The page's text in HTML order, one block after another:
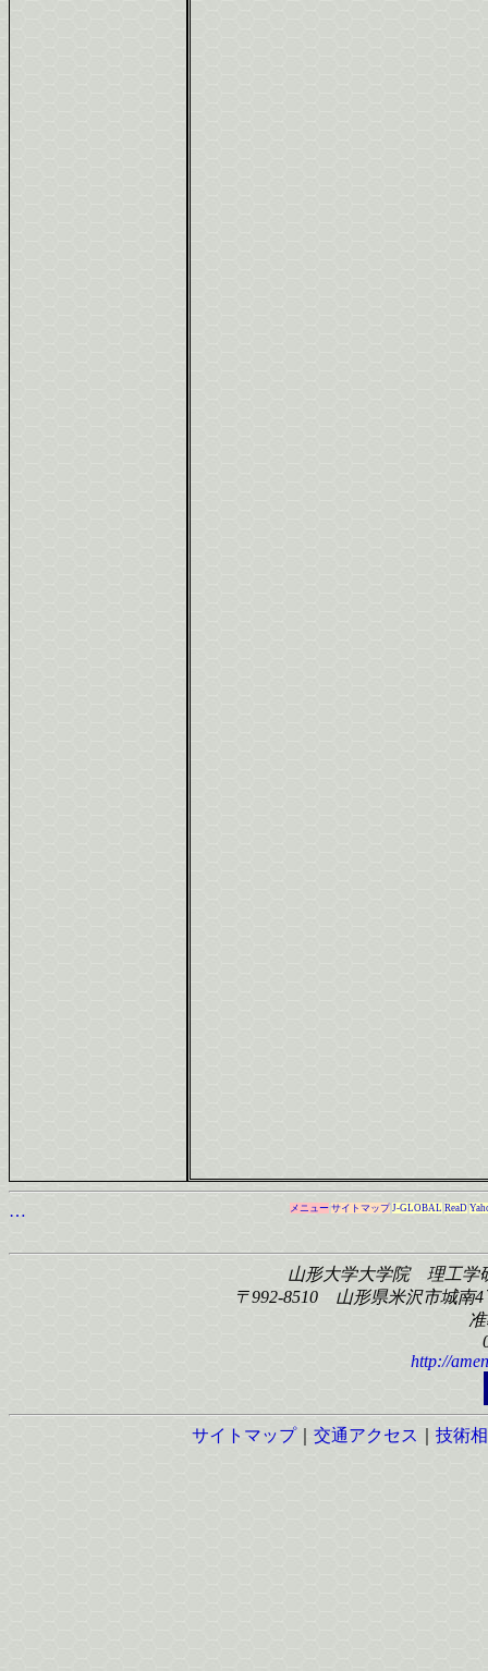
… メニュー サイトマップ J-GLOBAL ReaD
山形大学大学院 理工学
〒992-8510 山形県米沢市城南4
http://
サイトマップ｜ 交通アクセス 技術